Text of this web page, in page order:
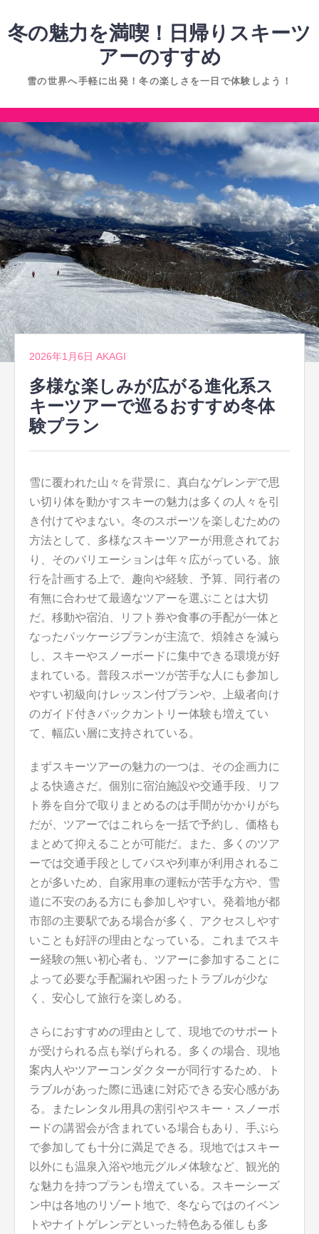
ン
へ
ス
ッ
プ
冬の魅力を満喫！日帰りスキーツ
アーのすすめ
雪の世界へ手軽に出発！冬の楽しさを一日で体験しよう！
コ
ン
テ
ン
ツ
へ
ス
キ
ッ
プ
2026年1月6日 AKAGI
多様な楽しみが広がる進化系ス
キーツアーで巡るおすすめ冬体
験プラン
雪に覆われた山々を背景に、真白なゲレンデで思
い切り体を動かすスキーの魅力は多くの人々を引
き付けてやまない。 冬のスポーツを楽しむための
方法として、多様なスキーツアーが用意されてお
り、そのバリエーションは年々広がっている。旅
行を計画する上で、趣向や経験、予算、同行者の
有無に合わせて最適なツアーを選ぶことは大切
だ。移動や宿泊、リフト券や食事の手配が一体と
なったパッケージプランが主流で、煩雑さを減ら
し、スキーやスノーボードに集中できる環境が好
まれている。普段スポーツが苦手な人にも参加し
やすい初級向けレッスン付プランや、上級者向け
のガイド付きバックカントリー体験も増えてい
て、幅広い層に支持されている。
まずスキーツアーの魅力の一つは、その企画力に
よる快適さだ。個別に宿泊施設や交通手段、リフ
ト券を自分で取りまとめるのは手間がかかりがち
だが、ツアーではこれらを一括で予約し、価格も
まとめて抑えることが可能だ。また、多くのツア
ーでは交通手段としてバスや列車が利用されるこ
とが多いため、自家用車の運転が苦手な方や、雪
道に不安のある方にも参加しやすい。発着地が都
市部の主要駅である場合が多く、アクセスしやす
いことも好評の理由となっている。これまでスキ
ー経験の無い初心者も、ツアーに参加することに
よって必要な手配漏れや困ったトラブルが少な
く、安心して旅行を楽しめる。
さらにおすすめの理由として、現地でのサポート
が受けられる点も挙げられる。多くの場合、現地
案内人やツアーコンダクターが同行するため、ト
ラブルがあった際に迅速に対応できる安心感があ
る。またレンタル用具の割引やスキー・スノーボ
ードの講習会が含まれている場合もあり、手ぶら
で参加しても十分に満足できる。現地ではスキー
以外にも温泉入浴や地元グルメ体験など、観光的
な魅力を持つプランも増えている。スキーシーズ
ン中は各地のリゾート地で、冬ならではのイベン
トやナイトゲレンデといった特色ある催しも多